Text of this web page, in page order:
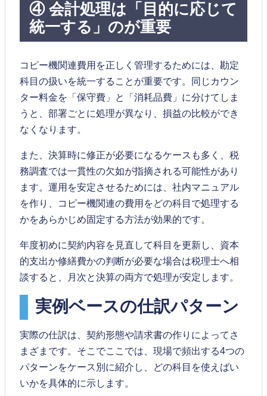
④ 会計処理は「目的に応じて
統一する」のが重要
コピー機関連費用を正しく管理するためには、勘定
科目の扱いを統一することが重要です。同じカウン
ター料金を「保守費」と「消耗品費」に分けてしま
うと、部署ごとに処理が異なり、損益の比較ができ
なくなります。
また、決算時に修正が必要になるケースも多く、税
務調査では一貫性の欠如が指摘される可能性があり
ます。運用を安定させるためには、社内マニュアル
を作り、コピー機関連の費用をどの科目で処理する
かをあらかじめ固定する方法が効果的です。
年度初めに契約内容を見直して科目を更新し、資本
的支出か修繕費かの判断が必要な場合は税理士へ相
談すると、月次と決算の両方で処理が安定します。
実例ベースの仕訳パターン
実際の仕訳は、契約形態や請求書の作りによってさ
まざまです。そこでここでは、現場で頻出する4つの
パターンをケース別に紹介し、どの科目を使えばい
いかを具体的に示します。